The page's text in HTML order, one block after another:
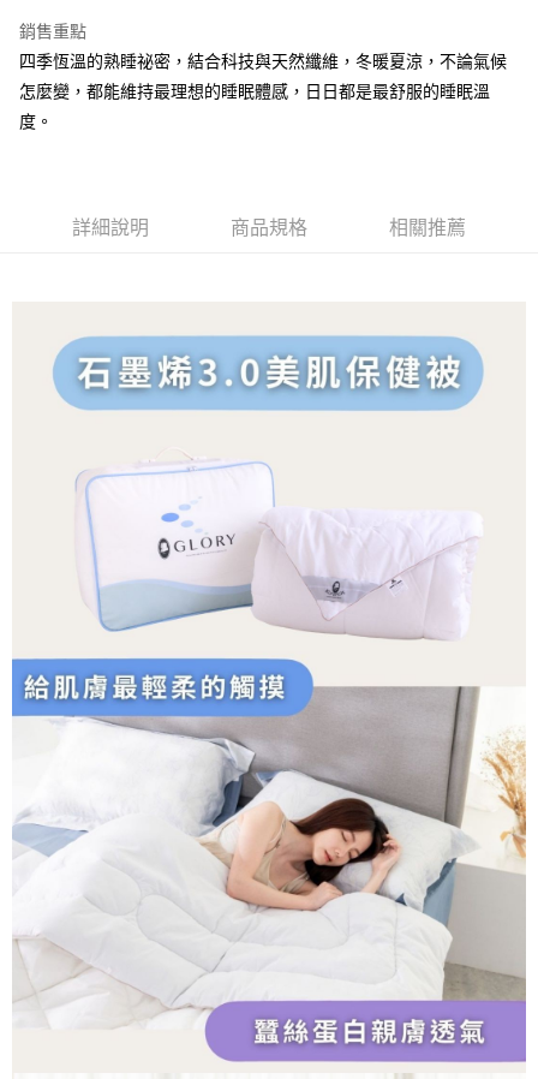
台灣樂天信用卡公司
玉山商業銀行
台新國際商業銀行
中國信託商業銀行
全盈+PAY
AFTEE先享後付
相關說明
１．簡單：不需註冊會員、不需綁卡、不需儲值。
２．便利：只要手機號碼，簡訊認證，即可結帳。
結帳頁面，進行簡訊認證並確認金額後，即可完成結帳。
２．訂單成立數日內，您將收到繳費通知簡訊。
３．收到繳費通知簡訊後14天內，點擊此簡訊中的連結，可透過四大超商／
ATM／網路銀行／等多元方式進行付款，方視為交易完成。
購買商品的店家。未經商家同意取消之訂單仍視為有效，需透過AFTEE先享
後付繳納相關費用。
※ 交易是否成功請以「AFTEE先享後付 」之結帳頁面顯示為準，若有關於
是否繳費成功／繳費後需取消欲退款等相關疑問，請聯繫「AFTEE先享後付
客戶支援中心」
https://netprotections.freshdesk.com/support/home
【注意事項】
１．透過由恩沛科技股份有限公司提供之「AFTEE先享後付」服務完成之交
易，需依本服務之必要範圍內提供個人資料，並將交易相關給付款項請求債
２．關於個人資料處理事宜，請瀏覽以下網址：
https://aftee.tw/terms/#terms3
３．未成年的使用者請事先徵得法定代理人或監護人之同意方可使用
「AFTEE先享後付」，若未經同意申辦者引起之損失，本公司不負相關責
４．使用「AFTEE先享後付」時，將依據個別帳號之用戶狀況，依本公司即
時審查核予不同之上限額度；若仍有額度不足之情形，本公司將視審查結果
請求用戶進行身份認證。
５．嚴禁一人註冊多個帳號或使用他人資訊註冊。若發現惡意使用之情形，
恩沛科技股份有限公司將有權停止該用戶之使用額度並採取法律行動。
運送方式
銷售重點
四季恆溫的熟睡祕密，結合科技與天然纖維，冬暖夏涼，不論氣候
怎麼變，都能維持最理想的睡眠體感，日日都是最舒服的睡眠溫
度。
詳細說明 商品規格 相關推薦